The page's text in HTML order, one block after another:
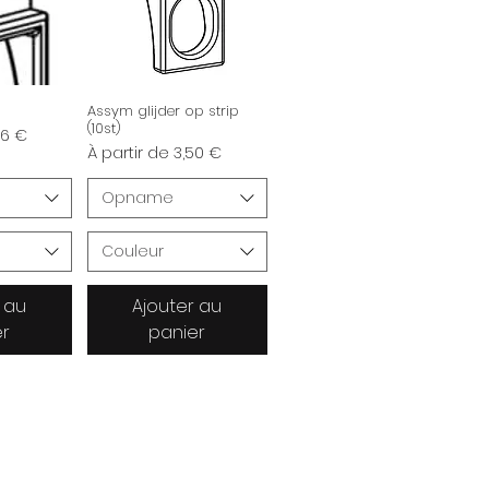
€
Assym glijder op strip
(10st)
À partir de 3,50 €
Prix promotionnel
Opname
Couleur
Ajouter au
panier